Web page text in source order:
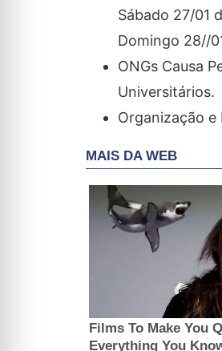
Sábado 27/01
Domingo 28//
ONGs Causa
Universitários.
Organização